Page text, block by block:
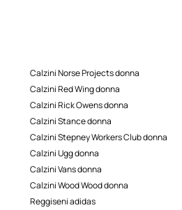
Calzini Norse Projects donna
Calzini Red Wing donna
Calzini Rick Owens donna
Calzini Stance donna
Calzini Stepney Workers Club donna
Calzini Ugg donna
Calzini Vans donna
Calzini Wood Wood donna
Reggiseni adidas